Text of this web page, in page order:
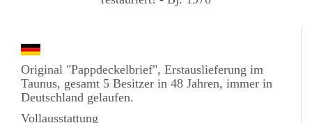
Original "Pappdeckelbrief", Erstauslieferung im
Taunus, gesamt 5 Besitzer in 48 Jahren, immer in
Deutschland gelaufen.
Vollausstattung